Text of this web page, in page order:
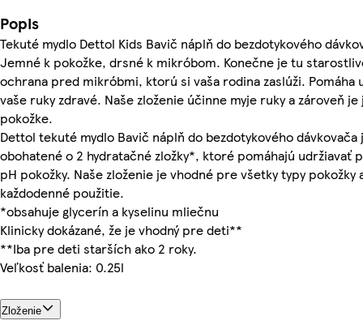
Popis
Tekuté mydlo Dettol Kids Bavič náplň do bezdotykového
Jemné k pokožke, drsné k mikróbom. Konečne je tu
ochrana pred mikróbmi, ktorú si vaša rodina zaslúži. Pomáha
vaše ruky zdravé. Naše zloženie účinne myje ruky a zároveň
pokožke.
Dettol tekuté mydlo Bavič náplň do bezdotykového dávkovača
obohatené o 2 hydratačné zložky*, ktoré pomáhajú udržiavať
pH pokožky. Naše zloženie je vhodné pre všetky typy pokožky
každodenné použitie.
*obsahuje glycerín a kyselinu mliečnu
Klinicky dokázané, že je vhodný pre deti**
**Iba pre deti starších ako 2 roky.
Veľkosť balenia: 0.25l
Zloženie